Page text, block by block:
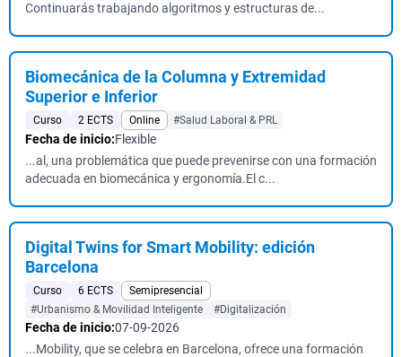
Continuarás trabajando algoritmos y estructuras de...
Biomecánica de la Columna y Extremidad
Superior e Inferior
Curso 2 ECTS Online #Salud Laboral & PRL
Fecha de inicio:Flexible
...al, una problemática que puede prevenirse con una formación
adecuada en biomecánica y ergonomía.El c...
Digital Twins for Smart Mobility: edición
Barcelona
Curso 6 ECTS
Semipresencial
#Urbanismo & Movilidad Inteligente
#Digitalización
Fecha de inicio:07-09-2026
...Mobility, que se celebra en Barcelona, ofrece una formación